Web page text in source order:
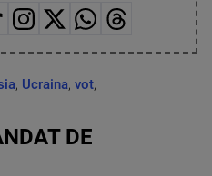
, Ucraina, vot,
DE